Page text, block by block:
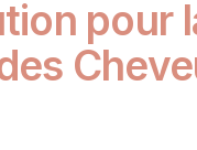
pour